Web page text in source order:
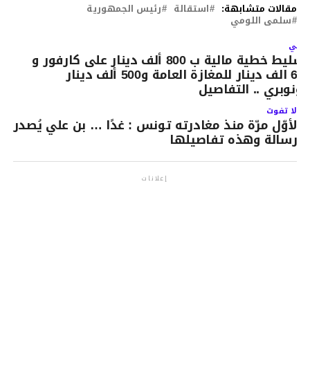
مقالات متشابهة: استقالة رئيس الجمهورية
سلمى اللومي
تسليط خطية مالية ب 800 ألف دينار على كارفور و
600 الف دينار للمغازة العامة و500 ألف دينار
.. التفاصيل
لا تفوت
لأوّل مرّة منذ مغادرته تونس : غدًا … بن علي يُصدر
رسالة وهذه تفاصيلها
إعلانات